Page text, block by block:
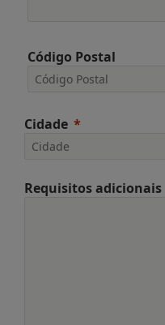
Código Postal
Cidade
Requisitos adicionais